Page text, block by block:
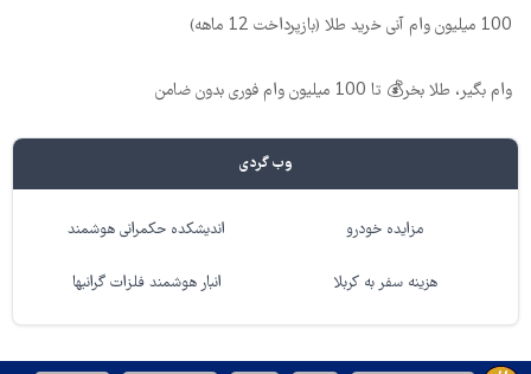
100 میلیون وام آنی خرید طلا (بازپرداخت 12 ماهه)
وام بگیر، طلا بخر💰 تا 100 میلیون وام فوری بدون ضامن
وب گردی
مزایده خودرو اندیشکده حکمرانی هوشمند
هزینه سفر به کربلا انبار هوشمند فلزات گرانبها